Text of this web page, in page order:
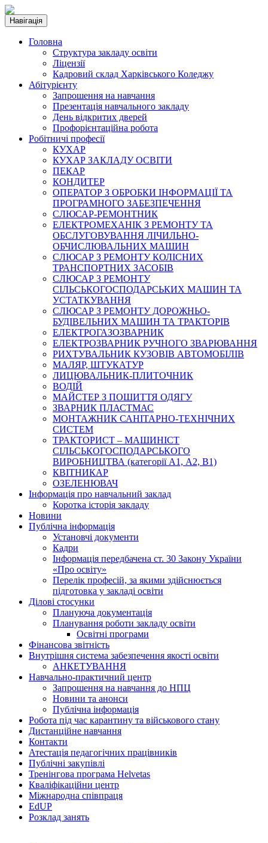
Навігація
Головна
Структура закладу освіти
Ліцензії
Кадровий склад Харківського Коледжу
Абітурієнту
Запрошення на навчання
Презентація навчального закладу
День відкритих дверей
Профорієнтаційна робота
Робітничі професії
КУХАР
КУХАР ЗАКЛАДУ ОСВІТИ
ПЕКАР
КОНДИТЕР
ОПЕРАТОР З ОБРОБКИ ІНФОРМАЦІЇ ТА
ПРОГРАМНОГО ЗАБЕЗПЕЧЕННЯ
СЛЮСАР-РЕМОНТНИК
ЕЛЕКТРОМЕХАНІК З РЕМОНТУ ТА
ОБСЛУГОВУВАННЯ ЛІЧИЛЬНО-
ОБЧИСЛЮВАЛЬНИХ МАШИН
СЛЮСАР З РЕМОНТУ КОЛІСНИХ
ТРАНСПОРТНИХ ЗАСОБІВ
СЛЮСАР З РЕМОНТУ
СІЛЬСЬКОГОСПОДАРСЬКИХ МАШИН ТА
УСТАТКУВАННЯ
СЛЮСАР З РЕМОНТУ ДОРОЖНЬО-
БУДІВЕЛЬНИХ МАШИН ТА ТРАКТОРІВ
ЕЛЕКТРОГАЗОЗВАРНИК
ЕЛЕКТРОЗВАРНИК РУЧНОГО ЗВАРЮВАННЯ
РИХТУВАЛЬНИК КУЗОВІВ АВТОМОБІЛІВ
МАЛЯР, ШТУКАТУР
ЛИЦЮВАЛЬНИК-ПЛИТОЧНИК
ВОДІЙ
МАЙСТЕР З ПОШИТТЯ ОДЯГУ
ЗВАРНИК ПЛАСТМАС
МОНТАЖНИК САНІТАРНО-ТЕХНІЧНИХ
СИСТЕМ
ТРАКТОРИСТ – МАШИНІСТ
СІЛЬСЬКОГОСПОДАРСЬКОГО
ВИРОБНИЦТВА (категорії А1, А2, В1)
КВІТНИКАР
ОЗЕЛЕНЮВАЧ
Інформація про навчальний заклад
Коротка історія закладу
Новини
Публічна інформація
Установчі документи
Кадри
Інформація передбачена ст. 30 Закону України
«Про освіту»
Перелік професій, за якими здійснюється
підготовка у закладі освіти
Ділові стосунки
Плануюча документація
Планування роботи закладу освіти
Освітні програми
Фінансова звітність
Внутрішня система забезпечення якості освіти
АНКЕТУВАННЯ
Навчально-практичний центр
Запрошення на навчання до НПЦ
Новини та анонси
Публічна інформація
Робота під час карантину та військового стану
Дистанційне навчання
Контакти
Атестація педагогічних працівників
Публічні закупівлі
Тренінгова програма Helvetas
Кваліфікаційни центр
Міжнародна співпраця
EdUР
Розклад занять